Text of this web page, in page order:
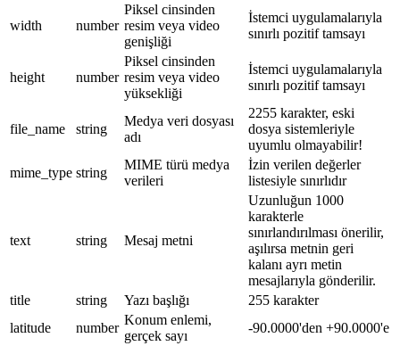
width number
Piksel cinsinden
resim veya video
genişliği
İstemci uygulamalarıyla
sınırlı pozitif tamsayı
height number
Piksel cinsinden
resim veya video
yüksekliği
İstemci uygulamalarıyla
sınırlı pozitif tamsayı
file_name string
Medya veri dosyası
adı
2255 karakter, eski
dosya sistemleriyle
uyumlu olmayabilir!
mime_type string
MIME türü medya
verileri
İzin verilen değerler
listesiyle sınırlıdır
text string Mesaj metni
Uzunluğun 1000
karakterle
sınırlandırılması önerilir,
aşılırsa metnin geri
kalanı ayrı metin
mesajlarıyla gönderilir.
title
string Yazı başlığı
255 karakter
latitude
number
Konum enlemi,
gerçek sayı
-90.0000'den +90.0000'e